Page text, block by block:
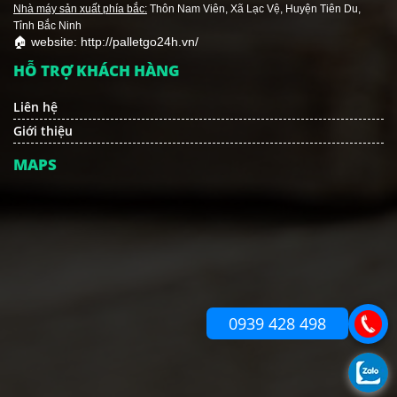
Nhà máy sản xuất phía bắc: Thôn Nam Viên, Xã Lạc Vệ, Huyện Tiên Du,
Tỉnh Bắc Ninh
🏠 website: http://palletgo24h.vn/
HỖ TRỢ KHÁCH HÀNG
Liên hệ
Giới thiệu
MAPS
0939 428 498